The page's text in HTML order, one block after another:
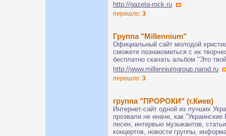
http://gazeta-rock.ru
перешло: 3
Группа "Millennium"
Официальный сайт молодой
сможете познакомиться с их
бесплатно скачать альбом "Это
http://www.millenniumgroup.narod.ru
перешло: 3
группа "ПРОРОКИ" (г.Киев)
Интернет-сайт одной из лучших
прозвали не иначе, как
песен, интервью музыкантов,
концертов, новости группы,